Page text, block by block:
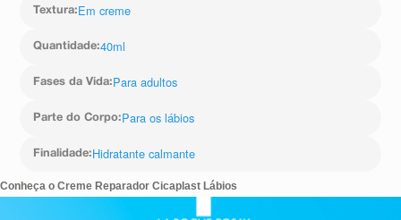
Textura:Em creme
Quantidade:40ml
Fases da Vida:Para adultos
Parte do Corpo:Para os lábios
Finalidade:Hidratante calmante